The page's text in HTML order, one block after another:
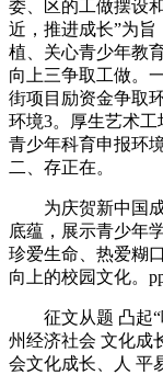
委、区的工做摆设
近，推进成长”为
植、关心青少年教
向上三争取工做。
街项目励资金争取
环境3。厚生艺术
青少年科育申报环
二、存正在。
为庆贺新中国成
底蕴，展示青少年
珍爱生命、热爱糊
向上的校园文化。
征文从题 凸起“
州经济社会 文化成
会文化成长、人 平